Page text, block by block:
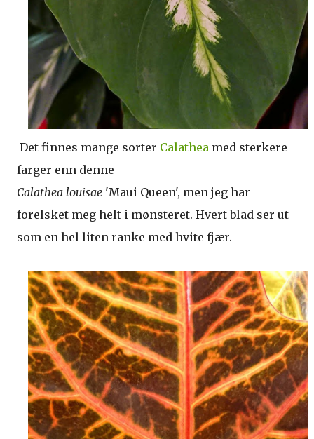
Det finnes mange sorter Calathea med sterkere
farger enn denne
Calathea louisae 'Maui Queen', men jeg har
forelsket meg helt i mønsteret. Hvert blad ser ut
som en hel liten ranke med hvite fjær.